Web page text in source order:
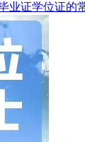
业证学位证的